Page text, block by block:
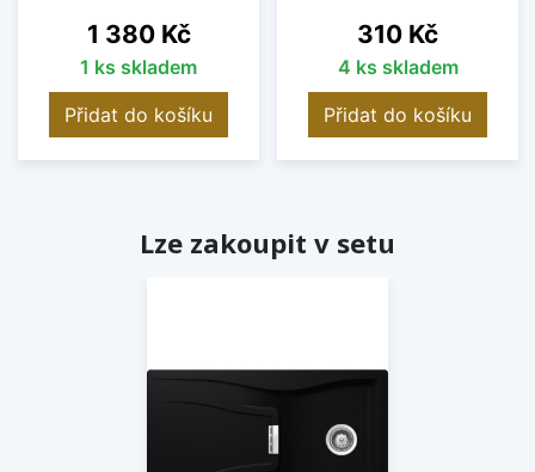
Cena
1 380 Kč
1 ks skladem
Přidat do košíku
Cena
310 Kč
4 ks skladem
Přidat do košíku
Lze zakoupit v setu